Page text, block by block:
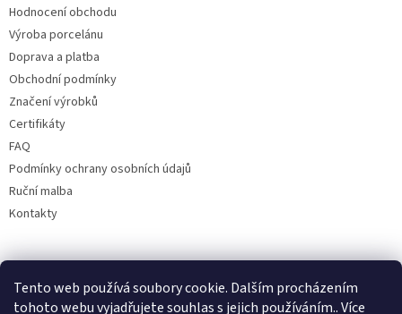
Tento web používá soubory cookie. Dalším procházením
tohoto webu vyjadřujete souhlas s jejich používáním.. Více
Hodnocení obchodu
Výroba porcelánu
Doprava a platba
Obchodní podmínky
Značení výrobků
Certifikáty
FAQ
Podmínky ochrany osobních údajů
Ruční malba
Kontakty
Facebook